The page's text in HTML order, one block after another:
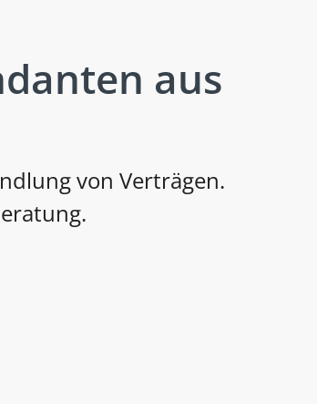
aus
von Verträgen.